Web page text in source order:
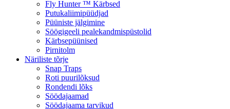
Fly Hunter ™ Kärbsed
Putukaliimipüüdjad
Püüniste jälgimine
Söögigeeli pealekandmispüstolid
Kärbsepüünised
Pirnitolm
Näriliste tõrje
Snap Traps
Roti puurilõksud
Rondendi lõks
Söödajaamad
Söödajaama tarvikud